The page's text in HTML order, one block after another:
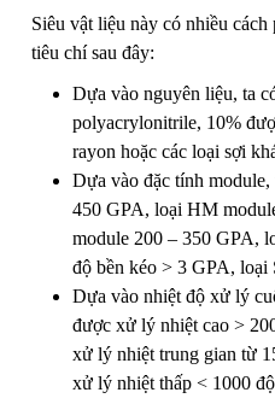
Siêu vật liệu này có nhiều
tiêu chí sau đây:
Dựa vào nguyên liệu, ta
polyacrylonitrile, 10%
rayon hoặc các loại sợi
Dựa vào đặc tính
450 GPA, loại HM
module 200 – 350 GPA,
độ bền kéo > 3 GPA,
Dựa vào nhiệt độ xử lý
được xử lý nhiệt cao >
xử lý nhiệt trung gian từ
xử lý nhiệt thấp < 1000